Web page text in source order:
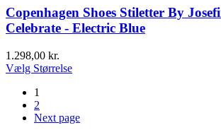
Copenhagen Shoes Stiletter By
Celebrate - Electric Blue
1.298,00 kr.
Vælg Størrelse
1
2
Next page